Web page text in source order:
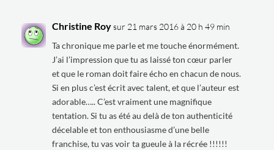
Christine Roy sur 21 mars 2016 à 20 h 49 min
Ta chronique me parle et me touche énormément.
J’ai l’impression que tu as laissé ton cœur parler
et que le roman doit faire écho en chacun de nous.
Si en plus c’est écrit avec talent, et que l’auteur est
adorable….. C’est vraiment une magnifique
tentation. Si tu as été au delà de ton authenticité
décelable et ton enthousiasme d’une belle
franchise, tu vas voir ta gueule à la récrée !!!!!!